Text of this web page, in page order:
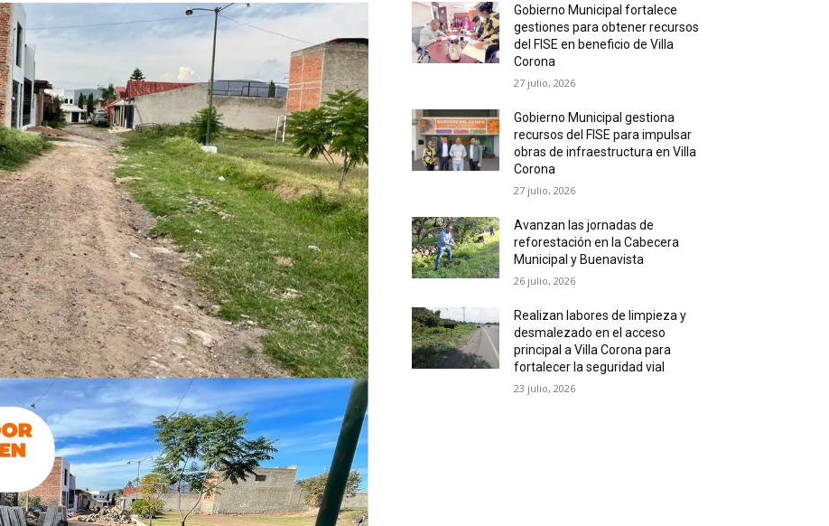
Gobierno Municipal fortalece
gestiones para obtener recursos
del FISE en beneficio de Villa
Corona
27 julio, 2026
Gobierno Municipal gestiona
recursos del FISE para impulsar
obras de infraestructura en Villa
Corona
27 julio, 2026
Avanzan las jornadas de
reforestación en la Cabecera
Municipal y Buenavista
26 julio, 2026
Realizan labores de limpieza y
desmalezado en el acceso
principal a Villa Corona para
fortalecer la seguridad vial
23 julio, 2026